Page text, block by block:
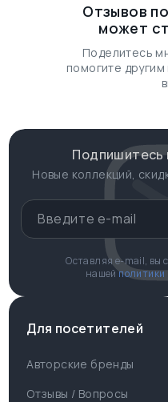
Отзывов
может
Поделитесь
помогите
Для посетителей
Авторские бренды
Отзывы / Вопросы
Подпишитесь
Новые коллекций,
Оставляя e-mail, вы
нашей